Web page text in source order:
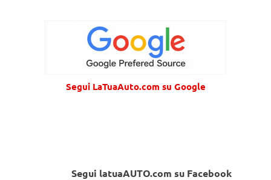
Segui LaTuaAuto.com su Google
Segui latuaAUTO.com su Facebook